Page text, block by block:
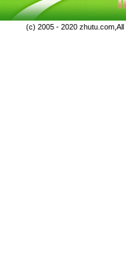
(c) 2005 - 2020